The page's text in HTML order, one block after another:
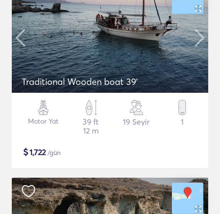
Traditional Wooden boat 39'
Motor Yat
39 ft
12 m
19 Seyir 1
$1,722/gün